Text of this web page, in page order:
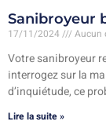
Sanibroyeur
17/11/2024 Aucun
Votre sanibroyeur
interrogez sur la
d’inquiétude, ce
Lire la suite »